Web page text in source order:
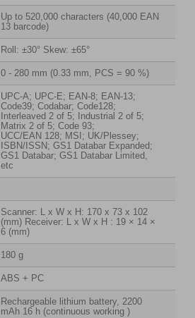
Up to 520,000 characters (40,000 EAN
13 barcode)
Roll: ±30° Skew: ±65°
0 - 280 mm (0.33 mm, PCS = 90 %)
UPC-A; UPC-E; EAN-8; EAN-13;
Code39; Codabar; Code128;
Interleaved 2 of 5; Industrial 2 of 5;
Matrix 2 of 5; Code 93;
UCC/EAN 128; MSI; UK/Plessey;
ISBN/ISSN; GS1 Databar Expanded;
GS1 Databar; GS1 Databar Limited,
etc
Scanner: L x W x H: 170 x 73 x 102
(mm) Receiver: L x W x H : 19 × 14 ×
6 (mm)
180 g
ABS + PC
Rechargeable lithium battery, 2200
mAh 16 h (continuous working )